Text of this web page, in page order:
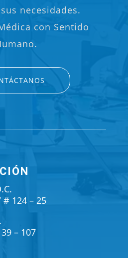
necesidades.
con Sentido
# 124 – 25
– 107